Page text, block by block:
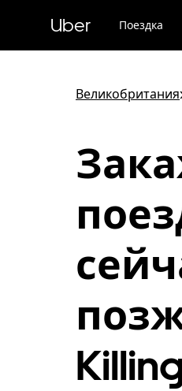
к
Uber Поездка
Великобритания